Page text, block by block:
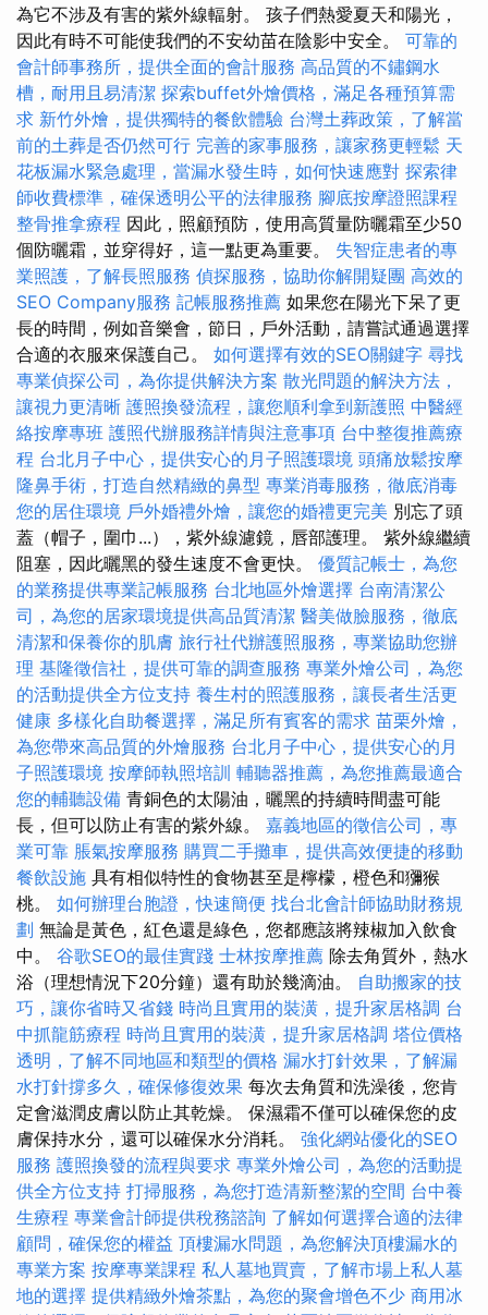
為它不涉及有害的紫外線輻射。 孩子們熱愛夏天和陽光，
因此有時不可能使我們的不安幼苗在陰影中安全。 可靠的
會計師事務所，提供全面的會計服務 高品質的不鏽鋼水
槽，耐用且易清潔 探索buffet外燴價格，滿足各種預算需
求 新竹外燴，提供獨特的餐飲體驗 台灣土葬政策，了解當
前的土葬是否仍然可行 完善的家事服務，讓家務更輕鬆 天
花板漏水緊急處理，當漏水發生時，如何快速應對 探索律
師收費標準，確保透明公平的法律服務 腳底按摩證照課程
整骨推拿療程 因此，照顧預防，使用高質量防曬霜至少50
個防曬霜，並穿得好，這一點更為重要。 失智症患者的專
業照護，了解長照服務 偵探服務，協助你解開疑團 高效的
SEO Company服務 記帳服務推薦 如果您在陽光下呆了更
長的時間，例如音樂會，節日，戶外活動，請嘗試通過選擇
合適的衣服來保護自己。 如何選擇有效的SEO關鍵字 尋找
專業偵探公司，為你提供解決方案 散光問題的解決方法，
讓視力更清晰 護照換發流程，讓您順利拿到新護照 中醫經
絡按摩專班 護照代辦服務詳情與注意事項 台中整復推薦療
程 台北月子中心，提供安心的月子照護環境 頭痛放鬆按摩
隆鼻手術，打造自然精緻的鼻型 專業消毒服務，徹底消毒
您的居住環境 戶外婚禮外燴，讓您的婚禮更完美 別忘了頭
蓋（帽子，圍巾...），紫外線濾鏡，唇部護理。 紫外線繼續
阻塞，因此曬黑的發生速度不會更快。 優質記帳士，為您
的業務提供專業記帳服務 台北地區外燴選擇 台南清潔公
司，為您的居家環境提供高品質清潔 醫美做臉服務，徹底
清潔和保養你的肌膚 旅行社代辦護照服務，專業協助您辦
理 基隆徵信社，提供可靠的調查服務 專業外燴公司，為您
的活動提供全方位支持 養生村的照護服務，讓長者生活更
健康 多樣化自助餐選擇，滿足所有賓客的需求 苗栗外燴，
為您帶來高品質的外燴服務 台北月子中心，提供安心的月
子照護環境 按摩師執照培訓 輔聽器推薦，為您推薦最適合
您的輔聽設備 青銅色的太陽油，曬黑的持續時間盡可能
長，但可以防止有害的紫外線。 嘉義地區的徵信公司，專
業可靠 脹氣按摩服務 購買二手攤車，提供高效便捷的移動
餐飲設施 具有相似特性的食物甚至是檸檬，橙色和獼猴
桃。 如何辦理台胞證，快速簡便 找台北會計師協助財務規
劃 無論是黃色，紅色還是綠色，您都應該將辣椒加入飲食
中。 谷歌SEO的最佳實踐 士林按摩推薦 除去角質外，熱水
浴（理想情況下20分鐘）還有助於幾滴油。 自助搬家的技
巧，讓你省時又省錢 時尚且實用的裝潢，提升家居格調 台
中抓龍筋療程 時尚且實用的裝潢，提升家居格調 塔位價格
透明，了解不同地區和類型的價格 漏水打針效果，了解漏
水打針撐多久，確保修復效果 每次去角質和洗澡後，您肯
定會滋潤皮膚以防止其乾燥。 保濕霜不僅可以確保您的皮
膚保持水分，還可以確保水分消耗。 強化網站優化的SEO
服務 護照換發的流程與要求 專業外燴公司，為您的活動提
供全方位支持 打掃服務，為您打造清新整潔的空間 台中養
生療程 專業會計師提供稅務諮詢 了解如何選擇合適的法律
顧問，確保您的權益 頂樓漏水問題，為您解決頂樓漏水的
專業方案 按摩專業課程 私人墓地買賣，了解市場上私人墓
地的選擇 提供精緻外燴茶點，為您的聚會增色不少 商用冰